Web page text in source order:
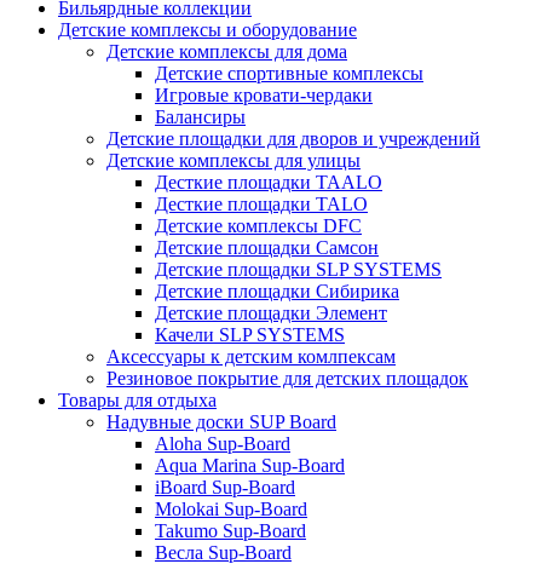
Бильярдные коллекции
Детские комплексы и оборудование
Детские комплексы для дома
Детские спортивные комплексы
Игровые кровати-чердаки
Балансиры
Детские площадки для дворов и учреждений
Детские комплексы для улицы
Десткие площадки TAALO
Десткие площадки TALO
Детские комплексы DFC
Детские площадки Самсон
Детские площадки SLP SYSTEMS
Детские площадки Сибирика
Детские площадки Элемент
Качели SLP SYSTEMS
Аксессуары к детским комлпексам
Резиновое покрытие для детских площадок
Товары для отдыха
Надувные доски SUP Board
Aloha Sup-Board
Aqua Marina Sup-Board
iBoard Sup-Board
Molokai Sup-Board
Takumo Sup-Board
Весла Sup-Board